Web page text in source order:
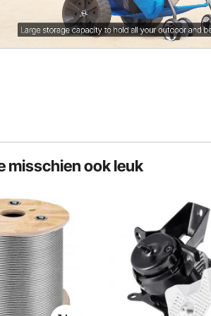
misschien ook leuk